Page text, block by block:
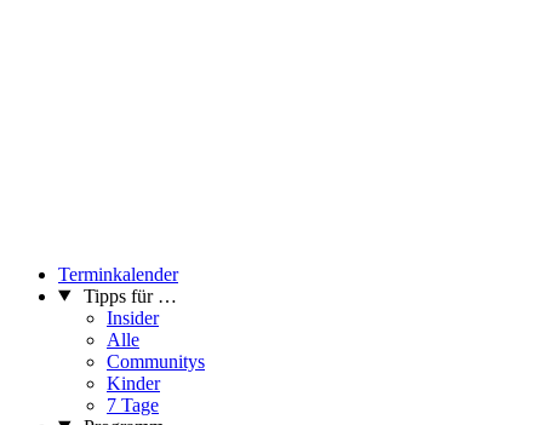
Terminkalender
Tipps für …
Insider
Alle
Communitys
Kinder
7 Tage